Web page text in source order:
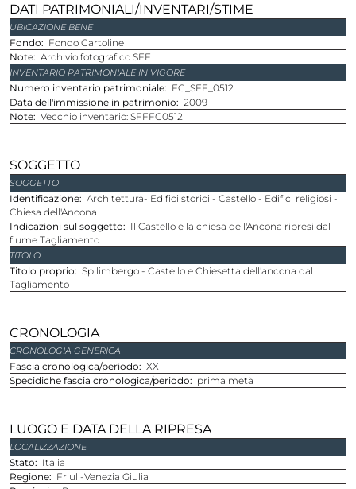
DATI PATRIMONIALI/INVENTARI/STIME
UBICAZIONE BENE
Fondo
Fondo Cartoline
Note Archivio fotografico SFF
INVENTARIO PATRIMONIALE IN VIGORE
Numero inventario patrimoniale
FC_SFF_0512
Data dell'immissione in patrimonio
2009
Note Vecchio inventario: SFFFC0512
SOGGETTO
SOGGETTO
Identificazione Architettura- Edifici storici - Castello - Edifici religiosi -
Chiesa dell'Ancona
Indicazioni sul soggetto
Il Castello e la chiesa dell'Ancona ripresi dal
fiume Tagliamento
TITOLO
Titolo proprio
Spilimbergo - Castello e Chiesetta dell'ancona dal
Tagliamento
CRONOLOGIA
CRONOLOGIA GENERICA
Fascia cronologica/periodo
XX
Specidiche fascia cronologica/periodo
prima metà
LUOGO E DATA DELLA RIPRESA
LOCALIZZAZIONE
Stato
Italia
Regione
Friuli-Venezia Giulia